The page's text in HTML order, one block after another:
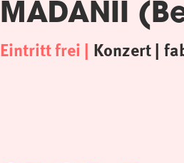
MADANII
Eintritt frei Konzert